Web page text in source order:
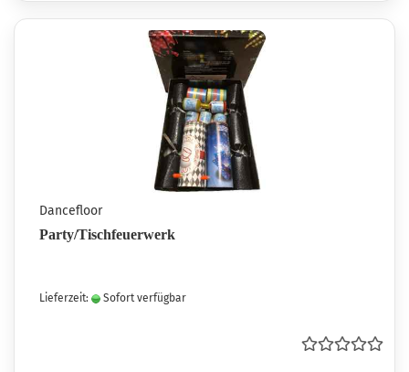
Dancefloor
Party/Tischfeuerwerk
Lieferzeit: Sofort verfügbar